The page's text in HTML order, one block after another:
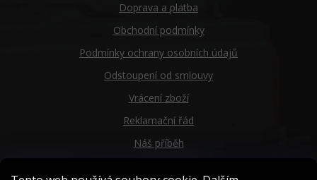
Doprava a platba
Obchodní podmínky
Podmínky ochrany osobních údajů
Odstoupení od smlouvy
Vrácení zboží
Reklamační řád
Náš příběh